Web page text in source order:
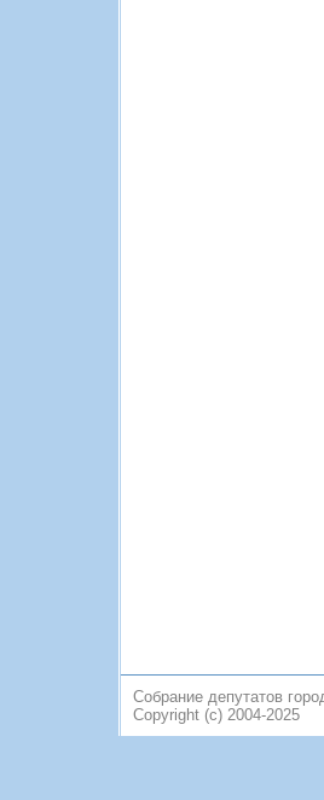
Собрание депутатов
Copyright (c) 2004-2025